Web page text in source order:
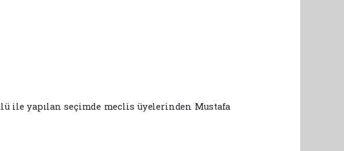
ile yapılan seçimde meclis üyelerinden Mustafa